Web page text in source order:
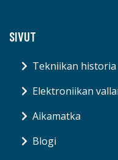
SIVUT
Tekniikan historia
Elektroniikan
Aikamatka
Blogi